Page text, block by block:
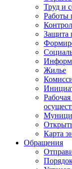
Труд и
Работы
Защита
Жилье
Карта
Обращения